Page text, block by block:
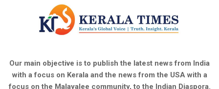
Our main objective is to publish the latest news from India
with a focus on Kerala and the news from the USA with a
focus on the Malayalee community, to the Indian Diaspora.